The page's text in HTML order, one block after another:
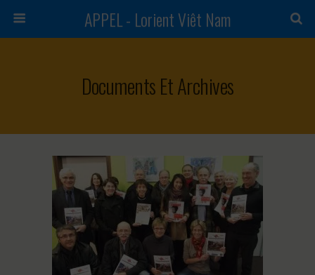
APPEL - Lorient Viêt Nam
Documents Et Archives